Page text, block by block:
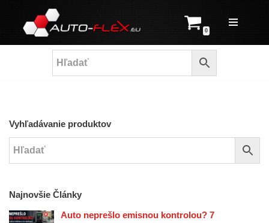
Prejsť
na
0
Vyhľadávanie produktov
Najnovšie Články
Auto neprešlo emisnou kontrolou? 7